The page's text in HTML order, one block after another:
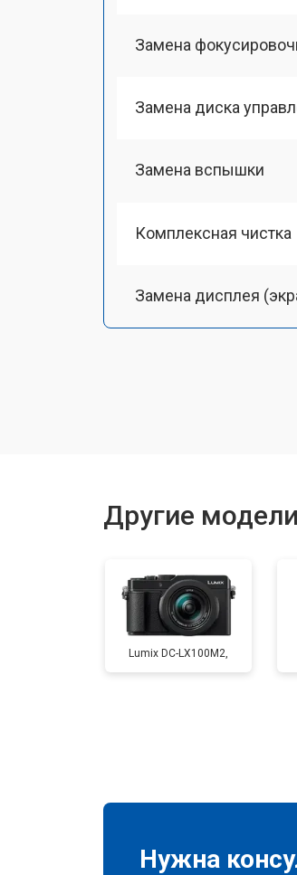
Замена
Замена диска
Замена вспышки
Комплексная чистка
Замена дисплея
Замена затвора
Замена CCD/CMOS
Другие
Lumix DC-LX100M2,
Нужна